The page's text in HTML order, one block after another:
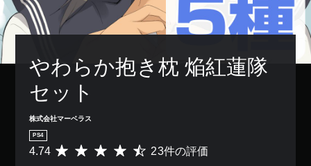
やわらか抱き枕 焔紅蓮隊
セット
株式会社マーベラス
PS4
評
4.74 23件の評価